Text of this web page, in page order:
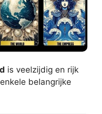
is veelzijdig en rijk
belangrijke